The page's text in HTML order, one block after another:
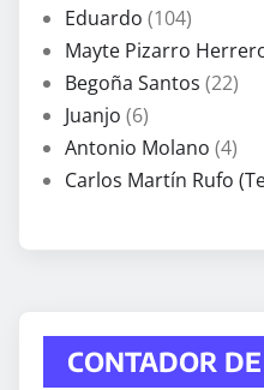
Eduardo (104)
Mayte Pizarro
Begoña Santos (22)
Juanjo (6)
Antonio Molano (4)
Carlos Martín Rufo
CONTADOR